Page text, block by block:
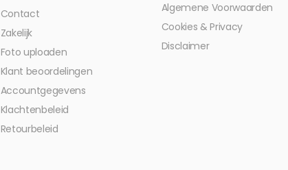
Contact
Zakelijk
Foto uploaden
Klant beoordelingen
Accountgegevens
Klachtenbeleid
Retourbeleid
Algemene Voorwaarden
Cookies & Privacy
Disclaimer